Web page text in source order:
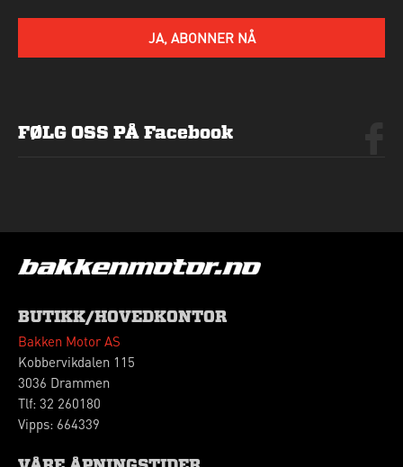
SEND HENVENDELSE
JA, ABONNER NÅ
FØLG OSS PÅ Facebook
BUTIKK/HOVEDKONTOR
Bakken Motor AS
Kobbervikdalen 115
3036 Drammen
Tlf: 32 260180
Vipps: 664339